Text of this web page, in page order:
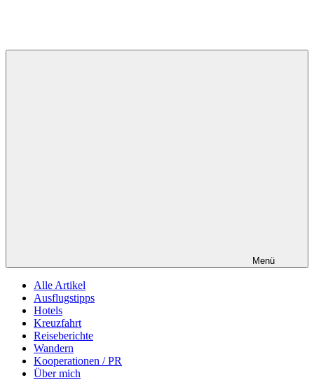
Menü
Alle Artikel
Ausflugstipps
Hotels
Kreuzfahrt
Reiseberichte
Wandern
Kooperationen / PR
Über mich